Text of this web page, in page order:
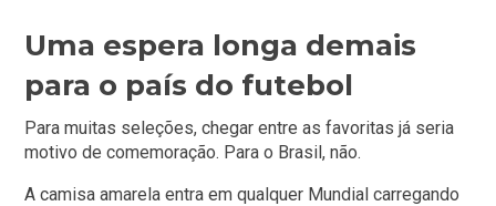
Uma espera longa demais
para o país do futebol
Para muitas seleções, chegar entre as favoritas já seria
motivo de comemoração. Para o Brasil, não.
A camisa amarela entra em qualquer Mundial carregando